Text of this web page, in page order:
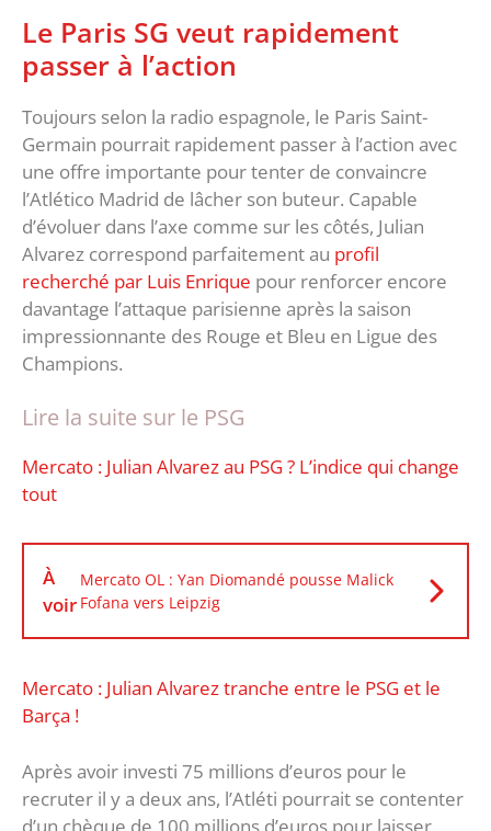
Le Paris SG veut rapidement
passer à l’action
Toujours selon la radio espagnole, le Paris Saint-
Germain pourrait rapidement passer à l’action avec
une offre importante pour tenter de convaincre
l’Atlético Madrid de lâcher son buteur. Capable
d’évoluer dans l’axe comme sur les côtés, Julian
Alvarez correspond parfaitement au profil
recherché par Luis Enrique pour renforcer encore
davantage l’attaque parisienne après la saison
impressionnante des Rouge et Bleu en Ligue des
Champions.
Lire la suite sur le PSG
‎Mercato : Julian Alvarez au PSG ? L’indice qui change
tout
À
voir
Mercato OL : Yan Diomandé pousse Malick
Fofana vers Leipzig
Mercato : Julian Alvarez tranche entre le PSG et le
Barça !
Après avoir investi 75 millions d’euros pour le
recruter il y a deux ans, l’Atléti pourrait se contenter
d’un chèque de 100 millions d’euros pour laisser